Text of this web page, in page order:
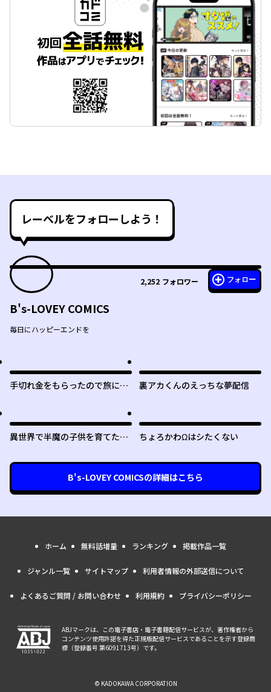
レーベルをフォローしよう！
2,252 フォロワー フォロー
B's-LOVEY COMICS
毎日にハッピーエンドを
手切れ金をもらったので旅に出
裏アカくんのえっちな夢配信
異世界で半魔の子供を育てたら
ちょろかわΩはシたくない
B's-LOVEY COMICSの詳細はこちら
ホーム 無料話増量 ランキング 掲載作品一覧
ジャンル一覧 サイトマップ 利用者情報の外部送信について
よくあるご質問 / お問い合わせ 利用規約 プライバシーポリシー
ABJマークは、この電子書店・電子書籍配信サービスが、著作権者から
コンテンツ使用許諾を得た正規版配信サービスであることを示す登録商
標（登録番号 第6091713号）です。
© KADOKAWA CORPORATION